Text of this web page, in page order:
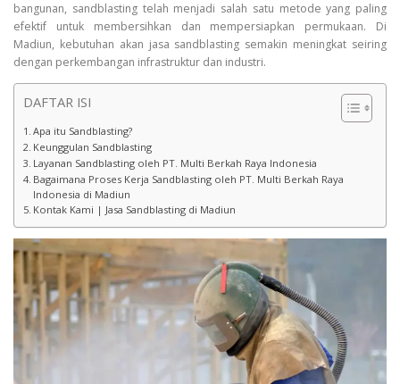
bangunan, sandblasting telah menjadi salah satu metode yang paling
efektif untuk membersihkan dan mempersiapkan permukaan. Di
Madiun, kebutuhan akan jasa sandblasting semakin meningkat seiring
dengan perkembangan infrastruktur dan industri.
DAFTAR ISI
Apa itu Sandblasting?
Keunggulan Sandblasting
Layanan Sandblasting oleh PT. Multi Berkah Raya Indonesia
Bagaimana Proses Kerja Sandblasting oleh PT. Multi Berkah Raya
Indonesia di Madiun
Kontak Kami | Jasa Sandblasting di Madiun